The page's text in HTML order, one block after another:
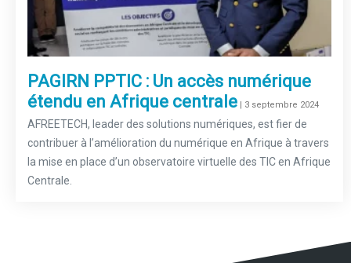
PAGIRN PPTIC : Un accès numérique
étendu en Afrique centrale | 3 septembre 2024
AFREETECH, leader des solutions numériques, est fier de
contribuer à l’amélioration du numérique en Afrique à travers
la mise en place d’un observatoire virtuelle des TIC en Afrique
Centrale.